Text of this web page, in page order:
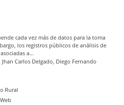
cada vez más de datos para la toma
los registros públicos de análisis de
a...
Carlos Delgado, Diego Fernando
Rural